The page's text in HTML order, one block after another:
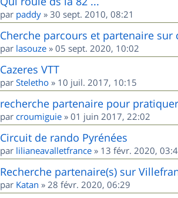
par paddy » 30 sept. 2010, 08:21
Cherche parcours et partenaire sur
par lasouze » 05 sept. 2020, 10:02
Cazeres VTT
par Steletho » 10 juil. 2017, 10:15
recherche partenaire pour
par croumiguie » 01 juin 2017, 22:02
Circuit de rando Pyrénées
par lilianeavalletfrance » 13 févr. 2020,
Recherche partenaire(s) sur
par Katan » 28 févr. 2020, 06:29